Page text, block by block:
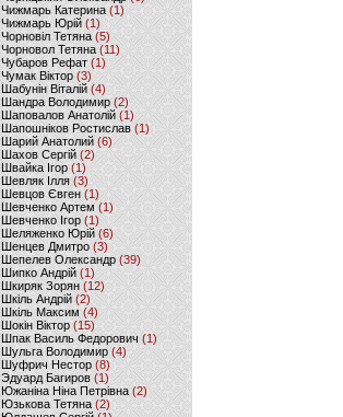
Чижмарь Катерина (1)
Чижмарь Юрій (1)
Чорновіл Тетяна (5)
Чорновол Тетяна (11)
Чубаров Рефат (1)
Чумак Віктор(3)
Шабунін Віталій (4)
Шандра Володимир (2)
Шаповалов Анатолій(1)
Шапошніков Ростислав(1)
Шарий Анатолий(6)
Шахов Сергій(2)
Швайка Ігор (1)
Шевляк Ілля (3)
Шевцов Євген (1)
Шевченко Артем(1)
Шевченко Ігор(1)
Шеляженко Юрій (6)
Шенцев Дмитро (3)
Шепелев Олександр (39)
Шипко Андрій(1)
Шкиряк Зорян(12)
Шкіль Андрій(2)
Шкіль Максим (4)
Шокін Віктор (15)
Шпак Василь Федорович (1)
Шульга Володимир (4)
Шуфрич Нестор(8)
Эдуард Багиров (1)
Южаніна Ніна Петрівна (2)
Юзькова Тетяна(2)